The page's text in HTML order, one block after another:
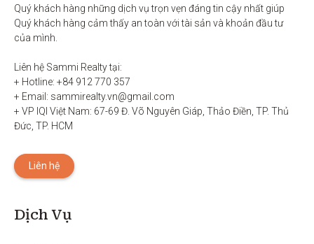
Quý khách hàng những dịch vụ trọn vẹn đáng tin cậy nhất giúp
Quý khách hàng cảm thấy an toàn với tài sản và khoản đầu tư
của mình.
Liên hệ Sammi Realty tại:
+ Hotline: +84 912 770 357
+ Email: sammirealty.vn@gmail.com
+ VP IQI Việt Nam: 67-69 Đ. Võ Nguyên Giáp, Thảo Điền, TP. Thủ
Đức, TP. HCM
Liên hệ
Dịch Vụ